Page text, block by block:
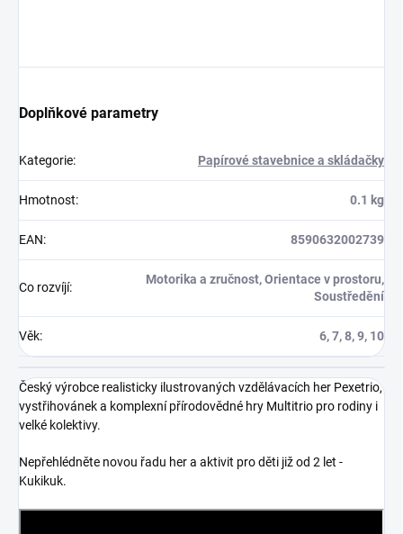
Doplňkové parametry
Kategorie: Papírové stavebnice a skládačky
Hmotnost: 0.1 kg
EAN: 8590632002739
Co rozvíjí:
Motorika a zručnost, Orientace v prostoru,
Soustředění
Věk: 6, 7, 8, 9, 10
Český výrobce realisticky ilustrovaných vzdělávacích her Pexetrio,
vystřihovánek a komplexní přírodovědné hry Multitrio pro rodiny i
velké kolektivy.
Nepřehlédněte novou řadu her a aktivit pro děti již od 2 let -
Kukikuk.